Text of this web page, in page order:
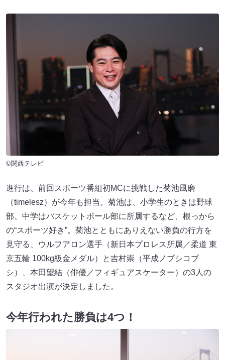
©関西テレビ
進行は、前回スポーツ番組初MCに挑戦した菊池風磨
（timelesz）が今年も担当。菊池は、小学生のときは野球
部、中学はバスケットボール部に所属するなど、根っから
の“スポーツ好き”。菊池とともにありえない勝負の行方を
見守る、ウルフアロン選手（新日本プロレス所属／柔道 東
京五輪 100kg級金メダル）と吉村崇（平成ノブシコブ
シ）、本田望結（俳優／フィギュアスケーター）の3人の
スタジオ出演が決定しました。
今年行われた勝負は4つ！